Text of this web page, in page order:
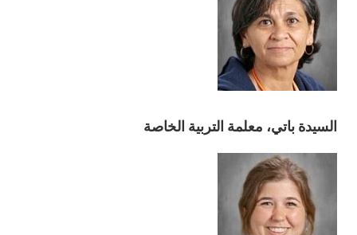
السيدة باتي، معلمة التربية الخاصة